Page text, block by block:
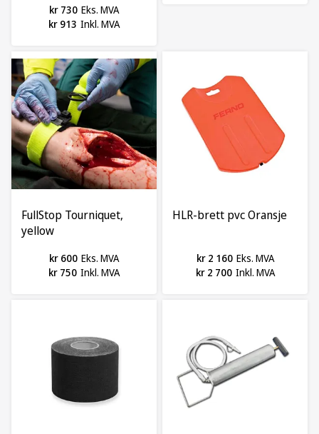
kr 730 Eks. MVA
kr 913 Inkl. MVA
FullStop Tourniquet,
yellow
kr 600 Eks. MVA
kr 750 Inkl. MVA
HLR-brett pvc Oransje
kr 2 160 Eks. MVA
kr 2 700 Inkl. MVA